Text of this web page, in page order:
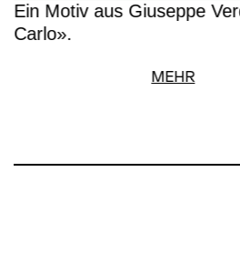
Ein Motiv aus Giuseppe
Carlo».
MEHR